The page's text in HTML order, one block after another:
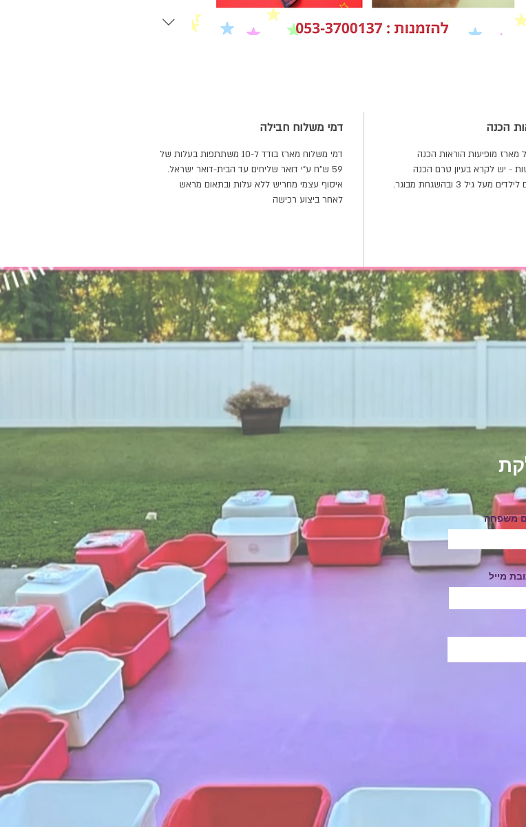
הכנה
מארז מופיעות הוראות הכנה
- יש לקרא בעיון טרם הכנה
מעל גיל 3 ובהשגחת מבוגר.
דמי משלוח חבילה
דמי משלוח מארז בודד ל-10 משתתפות בעלות של
59 ש"ח ע"י דואר שליחים עד הבית-דואר ישראל.
איסוף עצמי מחריש ללא עלות ובתאום מראש
לאחר ביצוע רכישה
משפחה
מייל